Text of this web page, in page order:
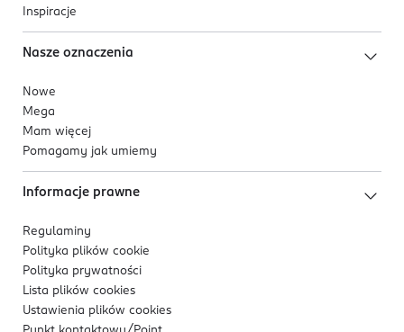
Inspiracje
Nasze oznaczenia
Nowe
Mega
Mam więcej
Pomagamy jak umiemy
Informacje prawne
Regulaminy
Polityka plików cookie
Polityka prywatności
Lista plików cookies
Ustawienia plików cookies